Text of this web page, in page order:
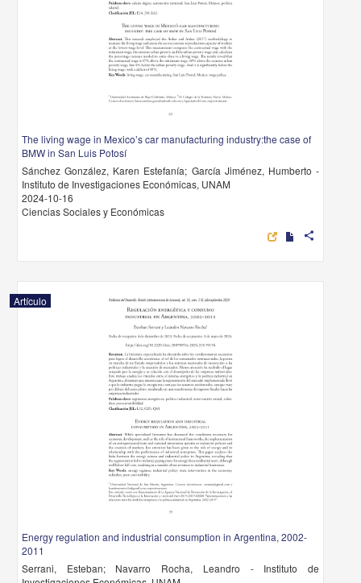
The living wage in Mexico’s car manufacturing industry:the case of
BMW in San Luis Potosí
Sánchez González, Karen Estefanía; García Jiménez, Humberto -
Instituto de Investigaciones Económicas, UNAM
2024-10-16
Ciencias Sociales y Económicas
share
Artículo
Energy regulation and industrial consumption in Argentina, 2002-
2011
Serrani, Esteban; Navarro Rocha, Leandro - Instituto de